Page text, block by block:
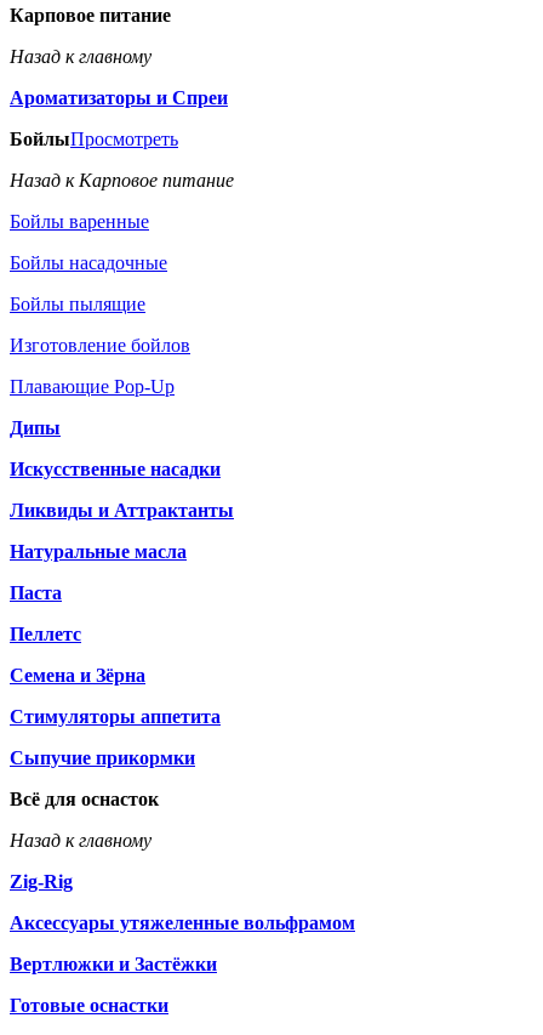
Карповое питание
Назад к главному
Ароматизаторы и Спреи
БойлыПросмотреть
Назад к Карповое питание
Бойлы варенные
Бойлы насадочные
Бойлы пылящие
Изготовление бойлов
Плавающие Pop-Up
Дипы
Искусственные насадки
Ликвиды и Аттрактанты
Натуральные масла
Паста
Пеллетс
Семена и Зёрна
Стимуляторы аппетита
Сыпучие прикормки
Всё для оснасток
Назад к главному
Zig-Rig
Аксессуары утяжеленные вольфрамом
Вертлюжки и Застёжки
Готовые оснастки